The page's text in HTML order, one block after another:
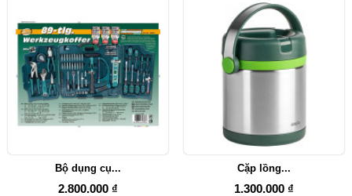
Bộ dụng cụ...
2.800.000 ₫
Cặp lồng...
1.300.000 ₫